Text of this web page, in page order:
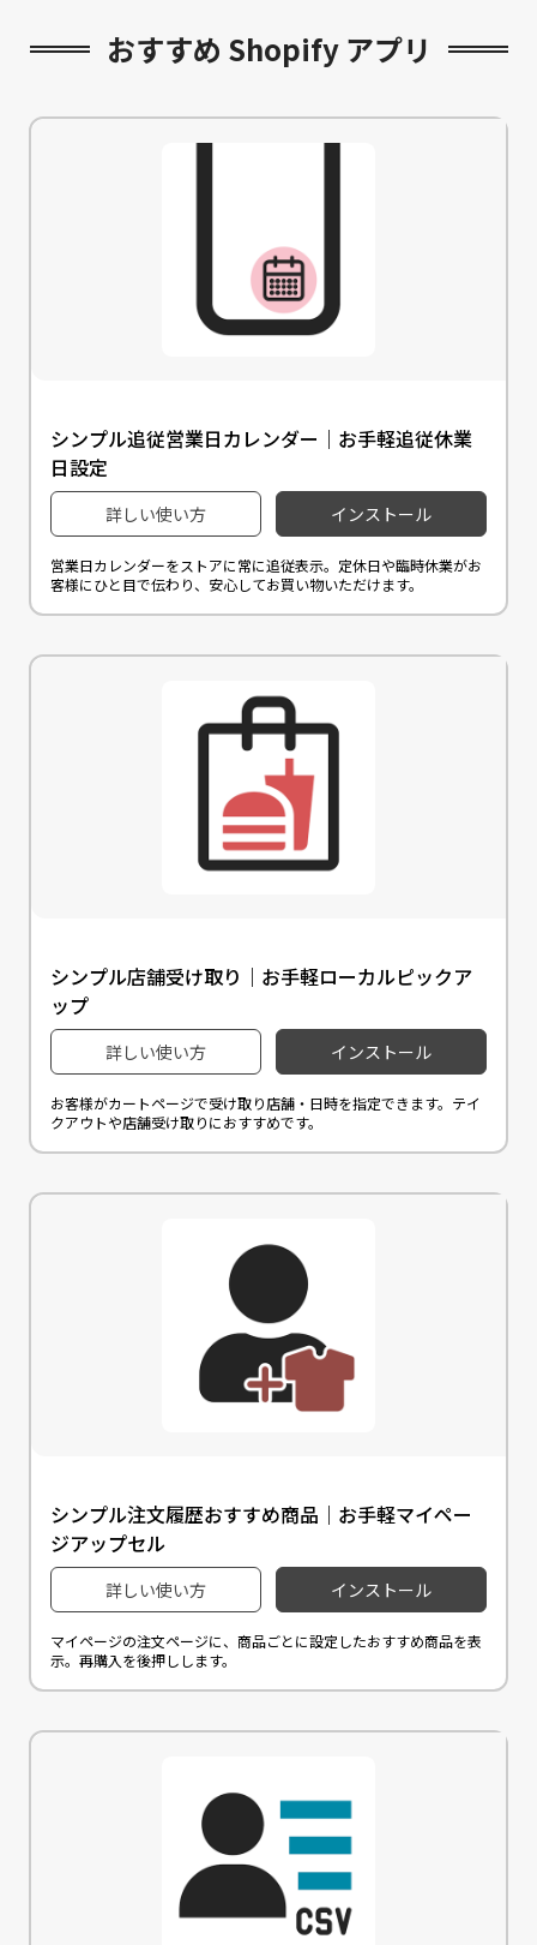
おすすめ Shopify アプリ
シンプル追従営業日カレンダー｜お手軽追従休業
日設定
詳しい使い方 インストール
営業日カレンダーをストアに常に追従表示。定休日や臨時休業がお
客様にひと目で伝わり、安心してお買い物いただけます。
シンプル店舗受け取り｜お手軽ローカルピックア
ップ
詳しい使い方 インストール
お客様がカートページで受け取り店舗・日時を指定できます。テイ
クアウトや店舗受け取りにおすすめです。
シンプル注文履歴おすすめ商品｜お手軽マイペー
ジアップセル
詳しい使い方 インストール
マイページの注文ページに、商品ごとに設定したおすすめ商品を表
示。再購入を後押しします。